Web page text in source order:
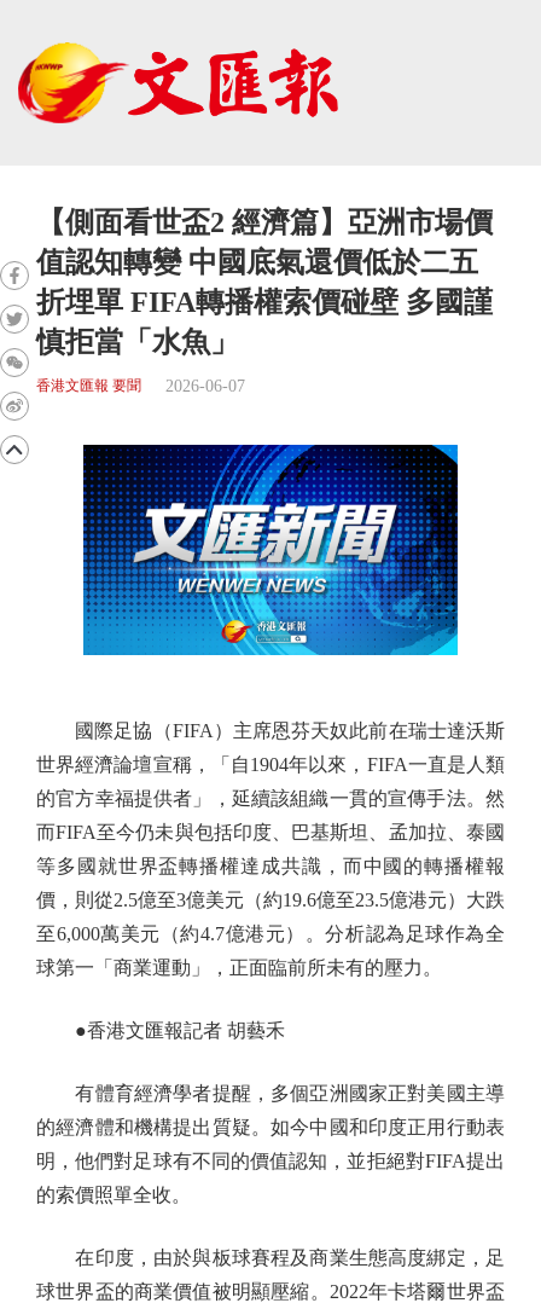
【側面看世盃2 經濟篇】亞洲市場價
值認知轉變 中國底氣還價低於二五
折埋單 FIFA轉播權索價碰壁 多國謹
慎拒當「水魚」
香港文匯報 要聞 2026-06-07
國際足協（FIFA）主席恩芬天奴此前在瑞士達沃斯
世界經濟論壇宣稱，「自1904年以來，FIFA一直是人類
的官方幸福提供者」，延續該組織一貫的宣傳手法。然
而FIFA至今仍未與包括印度、巴基斯坦、孟加拉、泰國
等多國就世界盃轉播權達成共識，而中國的轉播權報
價，則從2.5億至3億美元（約19.6億至23.5億港元）大跌
至6,000萬美元（約4.7億港元）。分析認為足球作為全
球第一「商業運動」，正面臨前所未有的壓力。
●香港文匯報記者 胡藝禾
有體育經濟學者提醒，多個亞洲國家正對美國主導
的經濟體和機構提出質疑。如今中國和印度正用行動表
明，他們對足球有不同的價值認知，並拒絕對FIFA提出
的索價照單全收。
在印度，由於與板球賽程及商業生態高度綁定，足
球世界盃的商業價值被明顯壓縮。2022年卡塔爾世界盃